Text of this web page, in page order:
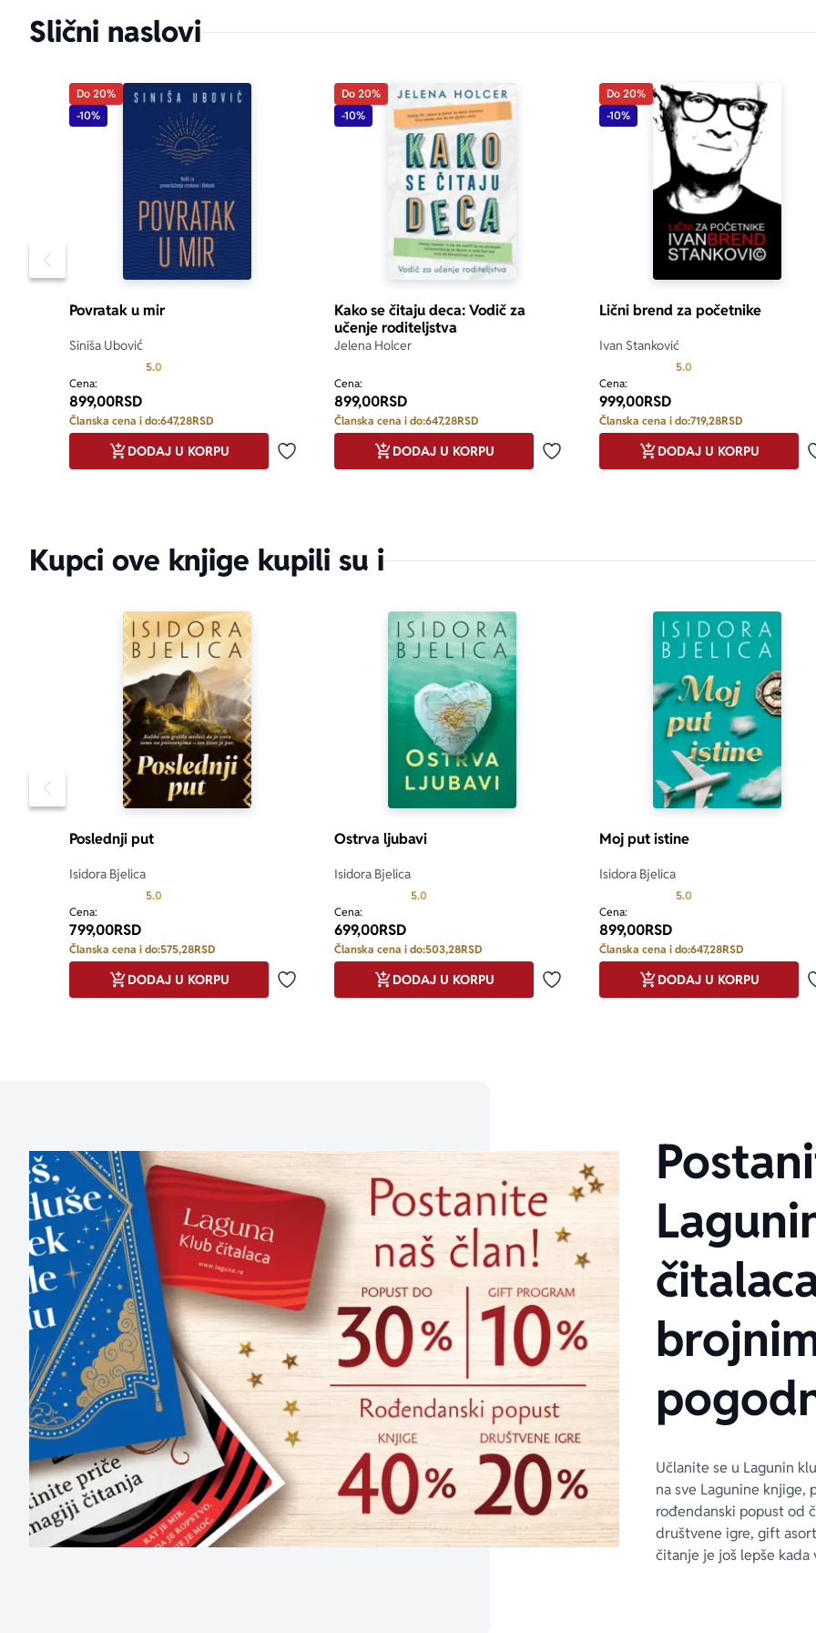
Slični naslovi
Pomeranje sadržaja slajdera u levo
Do 20%
-10%
Povratak u mir
Siniša Ubović
5.0
Cena:
899,00RSD
Članska cena i do:647,28RSD
Dodaj u omiljene
DODAJ U KORPU
Do 20%
-10%
Kako se čitaju deca: Vodič za
učenje roditeljstva
Jelena Holcer
Cena:
899,00RSD
Članska cena i do:647,28RSD
Dodaj u omiljene
DODAJ U KORPU
Do 20%
-10%
Lični brend za početnike
Ivan Stanković
5.0
Cena:
999,00RSD
Članska cena i do:719,28RSD
DODAJ U KORPU
Kupci ove knjige kupili su i
Pomeranje sadržaja slajdera u levo
Poslednji put
Isidora Bjelica
5.0
Cena:
799,00RSD
Članska cena i do:575,28RSD
Dodaj u omiljene
DODAJ U KORPU
Ostrva ljubavi
Isidora Bjelica
5.0
Cena:
699,00RSD
Članska cena i do:503,28RSD
Dodaj u omiljene
DODAJ U KORPU
Moj put istine
Isidora Bjelica
5.0
Cena:
899,00RSD
Članska cena i do:647,28RSD
DODAJ U KORPU
Učlanite se u Lagunin
na sve Lagunine knjige,
rođendanski popust od
društvene igre, gift
čitanje je još lepše kada